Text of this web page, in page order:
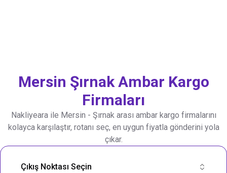
Mersin ŞırnakAmbar Kargo
Firmaları
Nakliyeara ile Mersin - Şırnakarası ambar kargo firmalarını
kolayca karşılaştır, rotanı seç, en uygun fiyatla gönderini yola
çıkar.
Nakliye Rotası Ara
Çıkış Noktası Seçin